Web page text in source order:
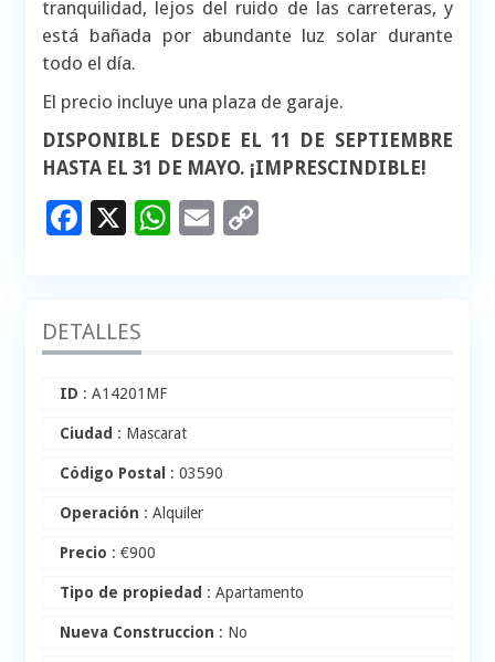
tranquilidad, lejos del ruido de las carreteras, y
está bañada por abundante luz solar durante
todo el día.
El precio incluye una plaza de garaje.
DISPONIBLE DESDE EL 11 DE SEPTIEMBRE
HASTA EL 31 DE MAYO. ¡IMPRESCINDIBLE!
Facebook
X WhatsApp
Email
DETALLES
ID : A14201MF
Ciudad : Mascarat
Código Postal : 03590
Operación : Alquiler
Precio :€900
Tipo de propiedad : Apartamento
Nueva Construccion : No